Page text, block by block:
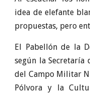
idea de elefante
propuestas, pero
El Pabellón de la
según la Secretaría
del Campo Militar
Pólvora y la